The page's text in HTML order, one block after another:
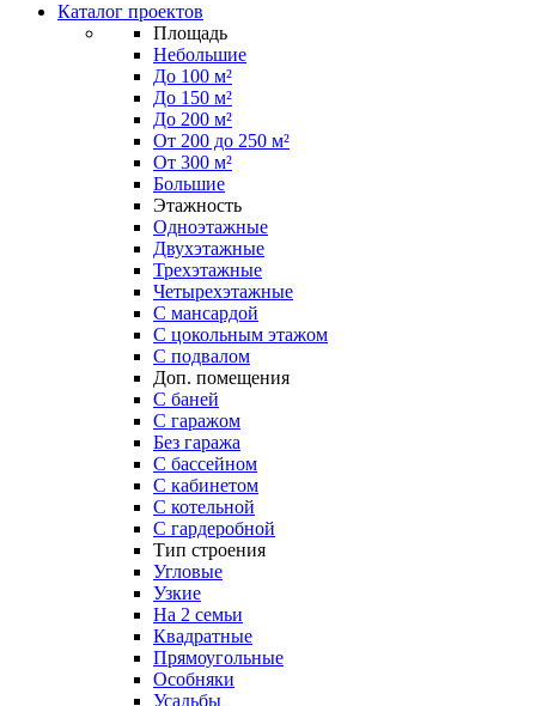
Каталог проектов
Площадь
Небольшие
До 100 м²
До 150 м²
До 200 м²
От 200 до 250 м²
От 300 м²
Большие
Этажность
Одноэтажные
Двухэтажные
Трехэтажные
Четырехэтажные
С мансардой
С цокольным этажом
С подвалом
Доп. помещения
С баней
С гаражом
Без гаража
С бассейном
С кабинетом
С котельной
С гардеробной
Тип строения
Угловые
Узкие
На 2 семьи
Квадратные
Прямоугольные
Особняки
Усадьбы